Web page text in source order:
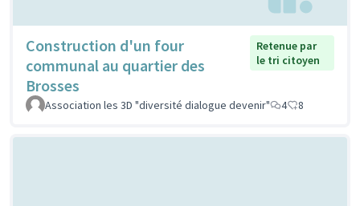
Construction d'un four
communal au quartier des
Brosses
Retenue par
le tri citoyen
Association les 3D "diversité dialogue devenir" 4 8